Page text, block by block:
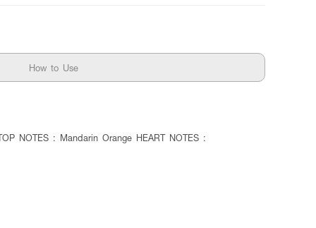
How to Use
NOTES : Mandarin Orange HEART NOTES :